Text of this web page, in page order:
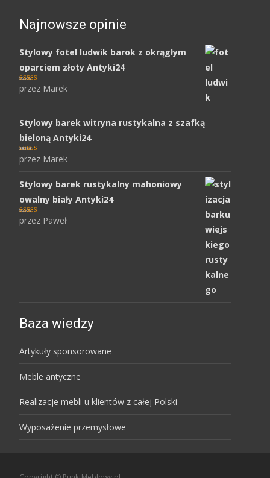
Najnowsze opinie
Stylowy fotel ludwik barok z okrągłym
oparciem złoty Antyki24
Oceniony 5
na 5.
przez Marek
Stylowy barek witryna rustykalna z szafką
bieloną Antyki24
Oceniony 5
na 5.
przez Marek
Stylowy barek rustykalny mahoniowy
owalny biały Antyki24
Oceniony 5
na 5.
przez Paweł
Baza wiedzy
Artykuły sponsorowane
Meble antyczne
Realizacje mebli u klientów z całej Polski
Wyposażenie przemysłowe